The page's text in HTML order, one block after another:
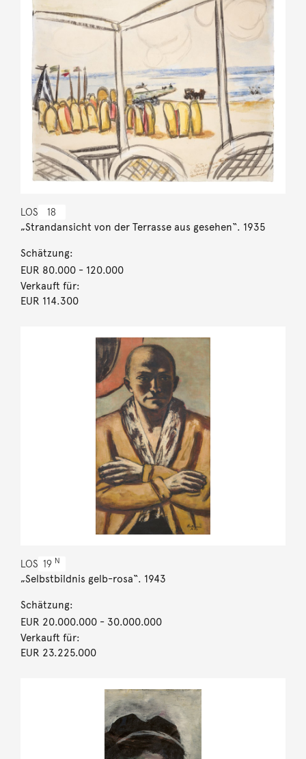
LOS 18
„Strandansicht von der Terrasse aus gesehen“. 1935
Schätzung:
EUR 80.000- 120.000
Verkauft für:
EUR 114.300
LOS 19 N
„Selbstbildnis gelb-rosa“. 1943
Schätzung:
EUR 20.000.000- 30.000.000
Verkauft für:
EUR 23.225.000